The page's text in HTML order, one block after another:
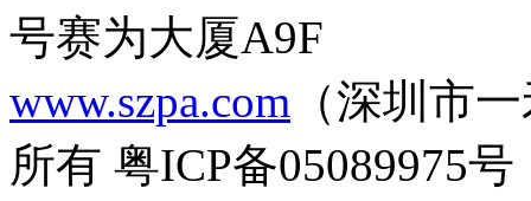
号赛为大厦A9F
www.szpa.com （深圳市
所有 粤ICP备05089975号